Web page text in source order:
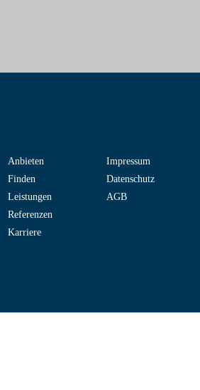
Anbieten
Finden
Leistungen
Referenzen
Karriere
Impressum
Datenschutz
AGB